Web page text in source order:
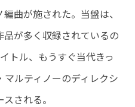
曲が施された。当盤は、
が多く収録されているの
トル、もうすぐ当代きっ
ルティノーのディレクシ
される。